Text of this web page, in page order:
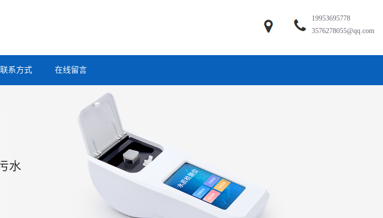
19953695778
3576278055@qq.com
联系方式 在线留言